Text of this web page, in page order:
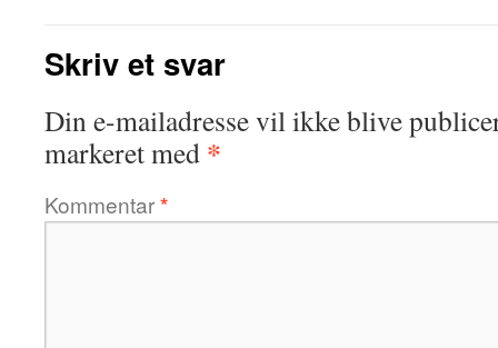
Skriv et svar
Din e-mailadresse vil ikke blive
markeret med *
Kommentar*